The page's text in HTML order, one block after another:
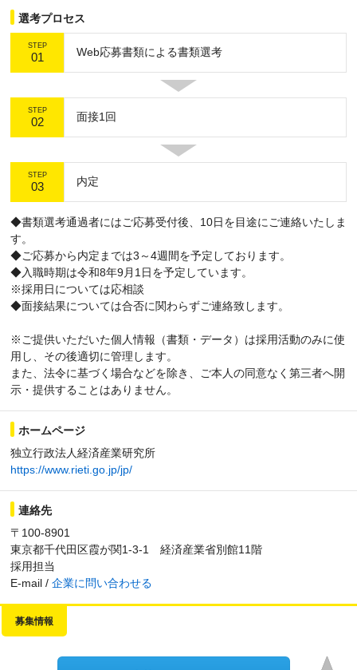
選考プロセス
STEP
01 Web応募書類による書類選考
STEP
02 面接1回
STEP
03 内定
◆書類選考通過者にはご応募受付後、10日を目途にご連絡いたしま
す。
◆ご応募から内定までは3～4週間を予定しております。
◆入職時期は令和8年9月1日を予定しています。
※採用日については応相談
◆面接結果については合否に関わらずご連絡致します。
※ご提供いただいた個人情報（書類・データ）は採用活動のみに使
用し、その後適切に管理します。
また、法令に基づく場合などを除き、ご本人の同意なく第三者へ開
示・提供することはありません。
ホームページ
独立行政法人経済産業研究所
https://www.rieti.go.jp/jp/
連絡先
〒100-8901
東京都千代田区霞が関1-3-1 経済産業省別館11階
採用担当
E-mail / 企業に問い合わせる
募集情報